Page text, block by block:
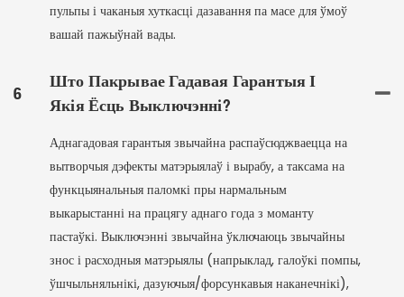
пульпы і чаканыя хуткасці дазавання па масе для ўмоў
вашай пажыўнай вады.
6
Што Пакрывае Гадавая Гарантыя І
Якія Ёсць Выключэнні?
Аднагадовая гарантыя звычайна распаўсюджваецца на
вытворчыя дэфекты матэрыялаў і вырабу, а таксама на
функцыянальныя паломкі пры нармальным
выкарыстанні на працягу аднаго года з моманту
пастаўкі. Выключэнні звычайна ўключаюць звычайны
знос і расходныя матэрыялы (напрыклад, галоўкі помпы,
ўшчыльняльнікі, дазуючыя/форсункавыя наканечнікі),